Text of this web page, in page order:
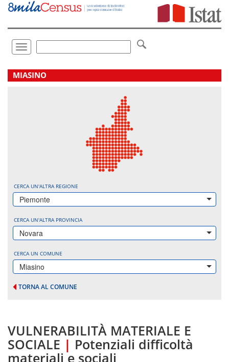
Vai
direttamente
Toggle
navigation
.
MIASINO
CERCA UN'ALTRA REGIONE
Piemonte
CERCA UN'ALTRA PROVINCIA
Novara
CERCA UN COMUNE
Miasino
TORNA AL COMUNE
VULNERABILITÀ MATERIALE E
SOCIALE | Potenziali difficoltà
materiali e sociali